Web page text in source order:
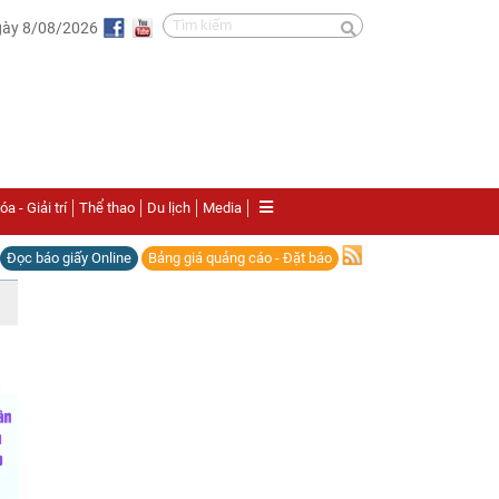
8/08/2026
- Giải trí Thể thao Du lịch Media
Đọc báo giấy Online Bảng giá quảng cáo - Đặt báo